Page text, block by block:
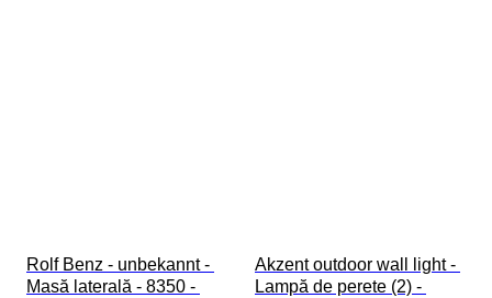
Rolf Benz - unbekannt -
Masă laterală - 8350 -
Akzent outdoor wall light -
Lampă de perete (2) -